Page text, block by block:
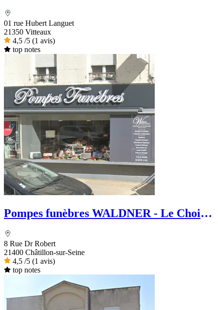
01 rue Hubert Languet
21350 Vitteaux
4,5 /5 (1 avis)
top notes
Pompes funèbres WALDNER - Le Choix
8 Rue Dr Robert
21400 Châtillon-sur-Seine
4,5 /5 (1 avis)
top notes